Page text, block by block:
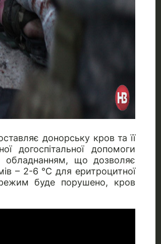
донорську кров та її
догоспітальної допомоги
обладнанням, що дозволяє
– 2-6 °C для еритроцитної
буде порушено, кров